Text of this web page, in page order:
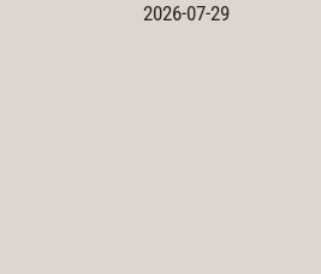
2026-07-29